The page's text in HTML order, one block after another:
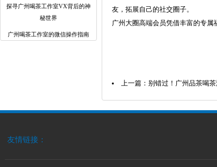
探寻广州喝茶工作室VX背后的神
秘世界
广州喝茶工作室的微信操作指南
友，拓展自己的社交圈子。
广州大圈高端会员凭借丰富的专
上一篇： 别错过！广州品茶喝
友情链接：